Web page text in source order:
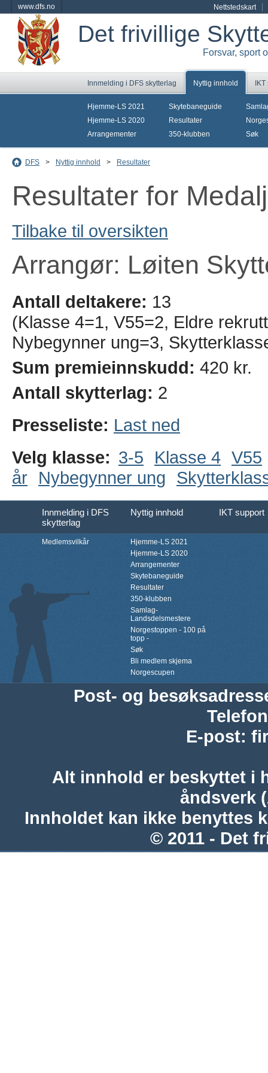
www.dfs.no Nettstedskart
Det frivillige
Forsvar, sport
Innmelding i DFS skytterlag Nyttig innhold
Hjemme-LS 2021
Hjemme-LS 2020
Arrangementer
Skytebaneguide
Resultater
350-klubben
Søk
DFS > Nyttig innhold > Resultater
Resultater for
Tilbake til oversikten
Arrangør: Løiten
Antall deltakere: 13
(Klasse 4=1, V55=2, Eldre
Nybegynner ung=3,
Sum premieinnskudd: 420 kr.
Antall skytterlag: 2
Presseliste: Last ned
Velg klasse: 3-5 Klasse 4 V55
år
Nybegynner ung
Innmelding i DFS
skytterlag
Nyttig innhold IKT support
Medlemsvilkår
Hjemme-LS 2021
Hjemme-LS 2020
Arrangementer
Skytebaneguide
Resultater
350-klubben
Samlag-
Landsdelsmestere
Norgestoppen - 100 på
topp -
Søk
Bli medlem skjema
Norgescupen
Post- og
Telefon
E-post:
Alt innhold er beskyttet i
åndsverk
Innholdet kan ikke benyttes
© 2011 - Det